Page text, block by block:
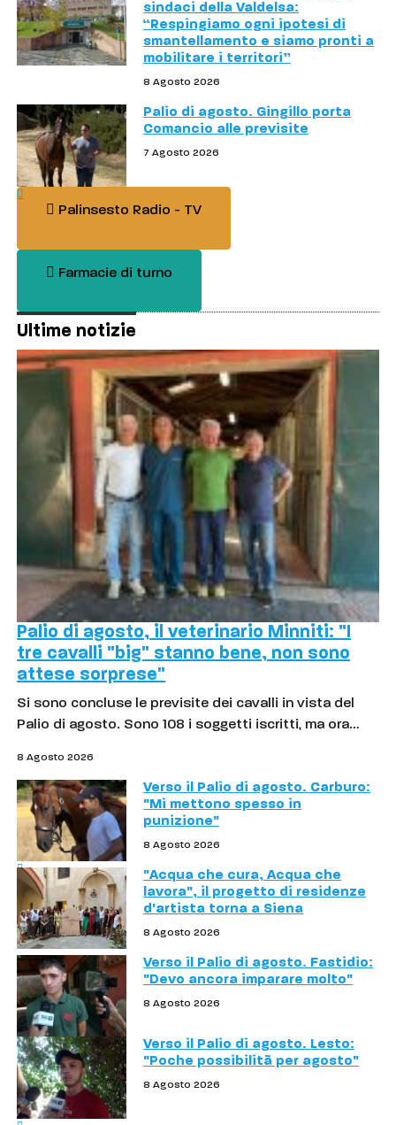
sindaci della Valdelsa:
“Respingiamo ogni ipotesi di
smantellamento e siamo pronti a
mobilitare i territori”
8 Agosto 2026
Palio di agosto. Gingillo porta
Comancio alle previsite
7 Agosto 2026
Palinsesto Radio - TV
Farmacie di turno
Ultime notizie
Palio di agosto, il veterinario Minniti: "I
tre cavalli "big" stanno bene, non sono
attese sorprese"
Si sono concluse le previsite dei cavalli in vista del
Palio di agosto. Sono 108 i soggetti iscritti, ma ora…
8 Agosto 2026
Verso il Palio di agosto. Carburo:
"Mi mettono spesso in
punizione"
8 Agosto 2026
"Acqua che cura, Acqua che
lavora", il progetto di residenze
d'artista torna a Siena
8 Agosto 2026
Verso il Palio di agosto. Fastidio:
"Devo ancora imparare molto"
8 Agosto 2026
Verso il Palio di agosto. Lesto:
"Poche possibilità per agosto"
8 Agosto 2026